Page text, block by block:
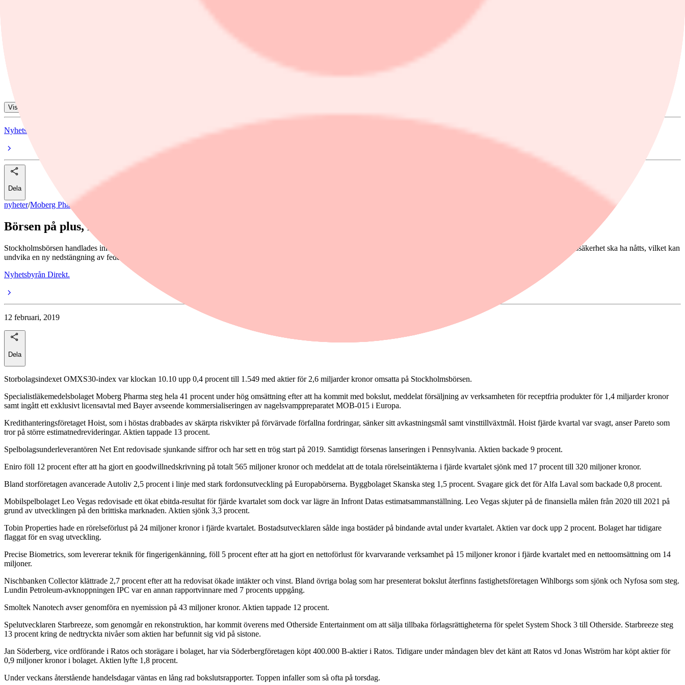
Skanska
Boliden
Visa alla ämnen
Nyhetsbyrån Direkt.
Dela
nyheter/Moberg Pharma
Börsen på plus, Moberg Pharma vinnare
Stockholmsbörsen handlades inledningsvis högre under den bokslutstäta tisdagen. Omvärldsbörserna stiger efter uppgifter om att en amerikansk principöverenskommelse om gränssäkerhet ska ha nåtts, vilket kan
undvika en ny nedstängning av federal verksamhet på lördag.
Nyhetsbyrån Direkt.
12 februari, 2019
Dela
Storbolagsindexet OMXS30-index var klockan 10.10 upp 0,4 procent till 1.549 med aktier för 2,6 miljarder kronor omsatta på Stockholmsbörsen.
Specialistläkemedelsbolaget Moberg Pharma steg hela 41 procent under hög omsättning efter att ha kommit med bokslut, meddelat försäljning av verksamheten för receptfria produkter för 1,4 miljarder kronor
samt ingått ett exklusivt licensavtal med Bayer avseende kommersialiseringen av nagelsvamppreparatet MOB-015 i Europa.
Kredithanteringsföretaget Hoist, som i höstas drabbades av skärpta riskvikter på förvärvade förfallna fordringar, sänker sitt avkastningsmål samt vinsttillväxtmål. Hoist fjärde kvartal var svagt, anser Pareto som
tror på större estimatnedrevideringar. Aktien tappade 13 procent.
Spelbolagsunderleverantören Net Ent redovisade sjunkande siffror och har sett en trög start på 2019. Samtidigt försenas lanseringen i Pennsylvania. Aktien backade 9 procent.
Eniro föll 12 procent efter att ha gjort en goodwillnedskrivning på totalt 565 miljoner kronor och meddelat att de totala rörelseintäkterna i fjärde kvartalet sjönk med 17 procent till 320 miljoner kronor.
Bland storföretagen avancerade Autoliv 2,5 procent i linje med stark fordonsutveckling på Europabörserna. Byggbolaget Skanska steg 1,5 procent. Svagare gick det för Alfa Laval som backade 0,8 procent.
Mobilspelbolaget Leo Vegas redovisade ett ökat ebitda-resultat för fjärde kvartalet som dock var lägre än Infront Datas estimatsammanställning. Leo Vegas skjuter på de finansiella målen från 2020 till 2021 på
grund av utvecklingen på den brittiska marknaden. Aktien sjönk 3,3 procent.
Tobin Properties hade en rörelseförlust på 24 miljoner kronor i fjärde kvartalet. Bostadsutvecklaren sålde inga bostäder på bindande avtal under kvartalet. Aktien var dock upp 2 procent. Bolaget har tidigare
flaggat för en svag utveckling.
Precise Biometrics, som levererar teknik för fingerigenkänning, föll 5 procent efter att ha gjort en nettoförlust för kvarvarande verksamhet på 15 miljoner kronor i fjärde kvartalet med en nettoomsättning om 14
miljoner.
Nischbanken Collector klättrade 2,7 procent efter att ha redovisat ökade intäkter och vinst. Bland övriga bolag som har presenterat bokslut återfinns fastighetsföretagen Wihlborgs som sjönk och Nyfosa som steg.
Lundin Petroleum-avknoppningen IPC var en annan rapportvinnare med 7 procents uppgång.
Smoltek Nanotech avser genomföra en nyemission på 43 miljoner kronor. Aktien tappade 12 procent.
Spelutvecklaren Starbreeze, som genomgår en rekonstruktion, har kommit överens med Otherside Entertainment om att sälja tillbaka förlagsrättigheterna för spelet System Shock 3 till Otherside. Starbreeze steg
13 procent kring de nedtryckta nivåer som aktien har befunnit sig vid på sistone.
Jan Söderberg, vice ordförande i Ratos och storägare i bolaget, har via Söderbergföretagen köpt 400.000 B-aktier i Ratos. Tidigare under måndagen blev det känt att Ratos vd Jonas Wiström har köpt aktier för
0,9 miljoner kronor i bolaget. Aktien lyfte 1,8 procent.
Under veckans återstående handelsdagar väntas en lång rad bokslutsrapporter. Toppen infaller som så ofta på torsdag.